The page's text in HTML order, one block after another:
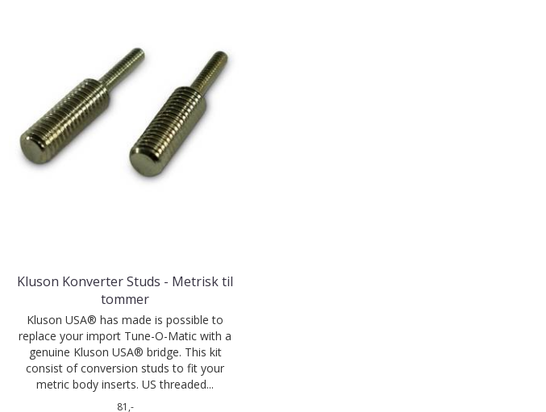
Kluson Konverter Studs - Metrisk til
tommer
Kluson USA® has made is possible to
replace your import Tune-O-Matic with a
genuine Kluson USA® bridge. This kit
consist of conversion studs to fit your
metric body inserts. US threaded...
81,-